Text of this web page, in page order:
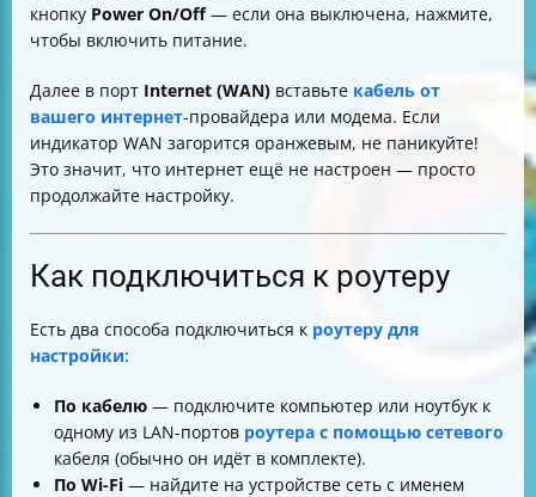
кнопку Power On/Off— если она выключена, нажмите,
чтобы включить питание.
Далее в порт Internet (WAN) вставьте кабель от
вашего интернет-провайдера или модема. Если
индикатор WAN загорится оранжевым, не паникуйте!
Это значит, что интернет ещё не настроен — просто
продолжайте настройку.
Как подключиться к роутеру
Есть два способа подключиться к роутеру для
настройки:
По кабелю — подключите компьютер или ноутбук к
одному из LAN-портов роутера с помощью сетевого
кабеля (обычно он идёт в комплекте).
По Wi-Fi — найдите на устройстве сеть с именем